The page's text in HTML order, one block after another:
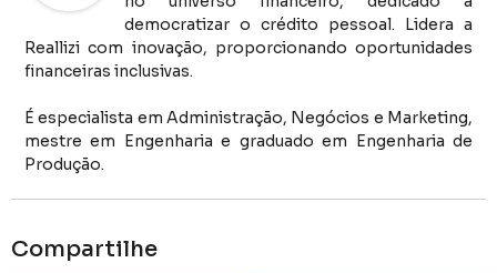
democratizar o crédito pessoal. Lidera a
Reallizi com inovação, proporcionando oportunidades
financeiras inclusivas.
É especialista em Administração, Negócios e Marketing,
mestre em Engenharia e graduado em Engenharia de
Produção.
Compartilhe